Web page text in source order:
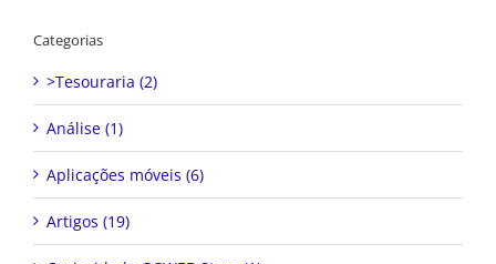
Categorias
>Tesouraria (2)
Análise (1)
Aplicações móveis (6)
Artigos (19)